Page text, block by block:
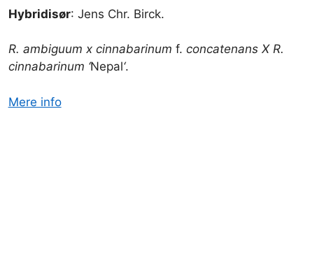
Hybridisør: Jens Chr. Birck.
R. ambiguum x cinnabarinum f. concatenans X R.
cinnabarinum ‘Nepal‘.
Mere info